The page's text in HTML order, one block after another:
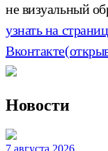
не ви­зу­аль­ный
узнать на
Вконтакте
Новости
7 августа 2026